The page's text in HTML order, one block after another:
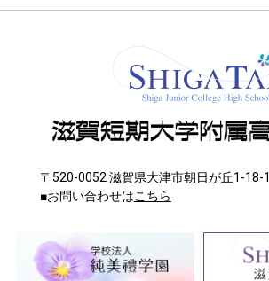
〒520-0052 滋賀県大津市朝日が丘1-18-1
■お問い合わせはこちら